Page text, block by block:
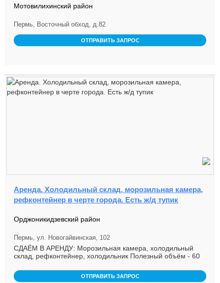
Мотовилихинский район
Пермь, Восточный обход, д.82
ОТПРАВИТЬ ЗАПРОС
Аренда. Холодильный склад, морозильная камера,
рефконтейнер в черте города. Есть ж/д тупик
Орджоникидзевский район
Пермь, ул. Новогайвинская, 102
СДАЁМ В АРЕНДУ: Морозильная камера, холодильный
склад, рефконтейнер, холодильник Полезный объём - 60
ОТПРАВИТЬ ЗАПРОС